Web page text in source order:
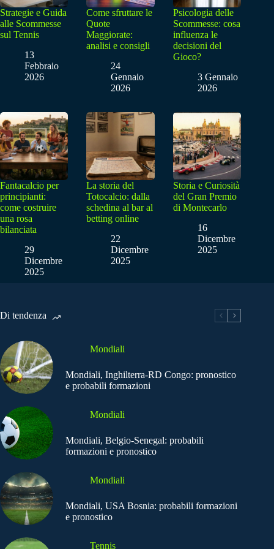
Strategie e Guida
alle Scommesse
sul Tennis
13
Febbraio
2026
Come sfruttare le
Quote
Maggiorate:
analisi e consigli
24
Gennaio
2026
Psicologia delle
Scommesse: cosa
influenza le
decisioni del
Gioco?
3 Gennaio
2026
Fantacalcio per
principianti:
come costruire
una rosa
bilanciata
29
Dicembre
2025
La storia del
Totocalcio: dalla
schedina al bar al
betting online
22
Dicembre
2025
Storia e Curiosità
del Gran Premio
di Montecarlo
16
Dicembre
2025
Di tendenza
Mondiali
Mondiali, Inghilterra-RD Congo: pronostico
e probabili formazioni
Mondiali
Mondiali, Belgio-Senegal: probabili
formazioni e pronostico
Mondiali
Mondiali, USA Bosnia: probabili formazioni
e pronostico
Tennis